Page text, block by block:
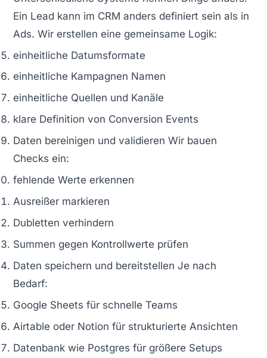
Ein Lead kann im CRM anders definiert sein als in
Ads. Wir erstellen eine gemeinsame Logik:
einheitliche Datumsformate
einheitliche Kampagnen Namen
einheitliche Quellen und Kanäle
klare Definition von Conversion Events
Daten bereinigen und validieren Wir bauen
Checks ein:
fehlende Werte erkennen
Ausreißer markieren
Dubletten verhindern
Summen gegen Kontrollwerte prüfen
Daten speichern und bereitstellen Je nach
Bedarf:
Google Sheets für schnelle Teams
Airtable oder Notion für strukturierte Ansichten
Datenbank wie Postgres für größere Setups